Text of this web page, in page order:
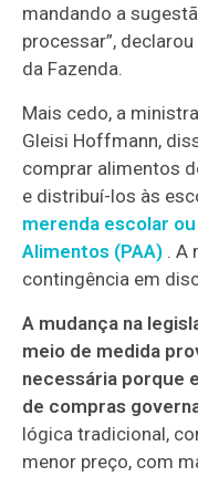
mandando a
processar”,
da Fazenda.
Mais cedo, a
Gleisi Hoffmann,
comprar alimentos
e distribuí-los às
merenda escolar
Alimentos (PAA) . A
contingência em
A mudança na
meio de medida
necessária porque
de compras
lógica tradicional,
menor preço, com